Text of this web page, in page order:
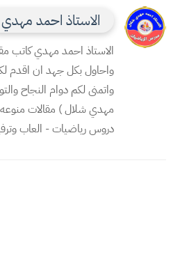
الاستاذ احمد مهدي
الاستاذ احمد مهدي كاتب
واحاول بكل جهد ان اقدم
واتمنى لكم دوام النجاح
مهدي شلال ) مقالات منوعه
دروس رياضيات - العاب